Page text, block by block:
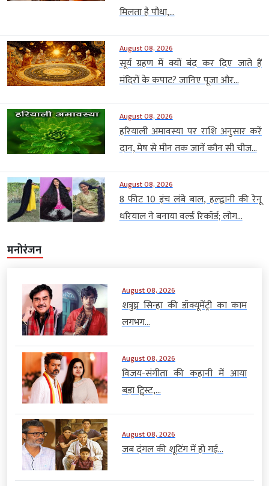
मिलता है पौधा,...
August 08, 2026
सूर्य ग्रहण में क्यों बंद कर दिए जाते हैं
मंदिरों के कपाट? जानिए पूजा और...
August 08, 2026
हरियाली अमावस्या पर राशि अनुसार करें
दान, मेष से मीन तक जानें कौन सी चीज...
August 08, 2026
8 फीट 10 इंच लंबे बाल, हल्द्वानी की रेनू
धरियाल ने बनाया वर्ल्ड रिकॉर्ड; लोग...
मनोरंजन
August 08, 2026
शत्रुघ्न सिन्हा की डॉक्यूमेंट्री का काम
लगभग...
August 08, 2026
विजय-संगीता की कहानी में आया
बड़ा ट्विस्ट,...
August 08, 2026
जब दंगल की शूटिंग में हो गई...